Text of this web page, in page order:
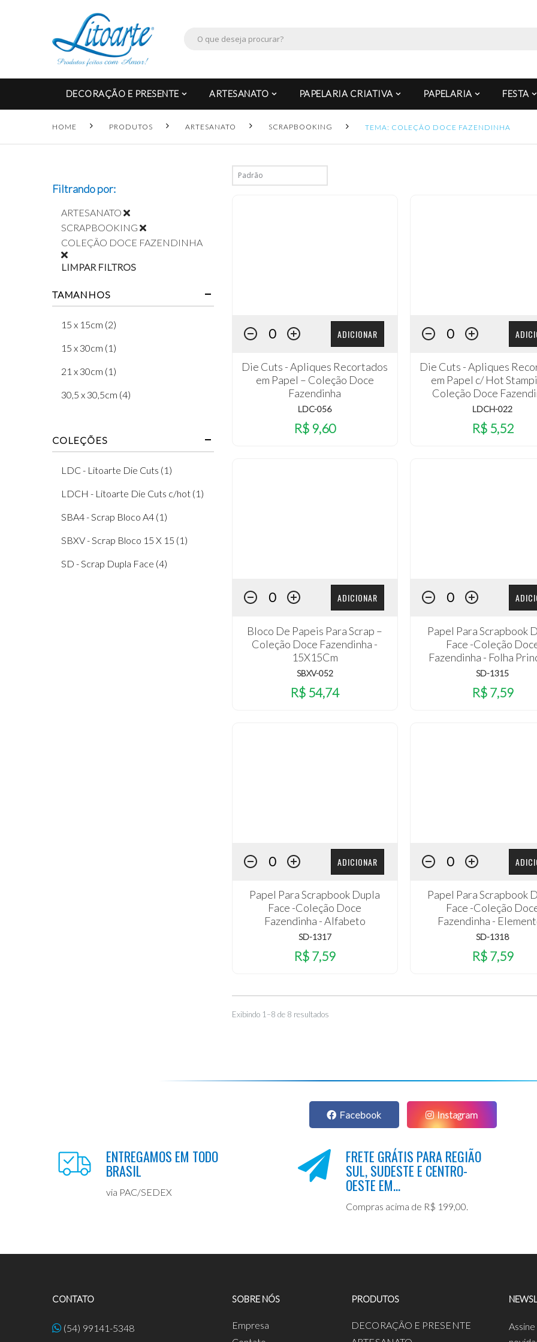
DECORAÇÃO E PRESENTE ARTESANATO PAPELARIA CRIATIVA PAPELARIA FESTA
HOME PRODUTOS ARTESANATO SCRAPBOOKING TEMA: COLEÇÃO DOCE FAZENDINHA
ADICIONAR
Die Cuts - Apliques Recortados
em Papel – Coleção Doce
Fazendinha
LDC-056
R$ 9,60
Die Cuts - Apliques
em Papel c/ Hot
Coleção Doce
LDCH-022
R$ 5,52
ADICIONAR
Bloco De Papeis Para Scrap –
Coleção Doce Fazendinha -
15X15Cm
SBXV-052
R$ 54,74
Papel Para Scrapbook
Face -Coleção
Fazendinha - Folha
SD-1315
R$ 7,59
ADICIONAR
Papel Para Scrapbook Dupla
Face -Coleção Doce
Fazendinha - Alfabeto
SD-1317
R$ 7,59
Papel Para Scrapbook
Face -Coleção
Fazendinha -
SD-1318
R$ 7,59
Exibindo 1–8 de 8 resultados
Filtrando por:
ARTESANATO
SCRAPBOOKING
COLEÇÃO DOCE FAZENDINHA
LIMPAR FILTROS
TAMANHOS
15 x 15cm (2)
15 x 30cm (1)
21 x 30cm (1)
30,5 x 30,5cm (4)
COLEÇÕES
LDC - Litoarte Die Cuts (1)
LDCH - Litoarte Die Cuts c/hot (1)
SBA4 - Scrap Bloco A4 (1)
SBXV - Scrap Bloco 15 X 15 (1)
SD - Scrap Dupla Face (4)
Facebook Instagram
ENTREGAMOS EM TODO
BRASIL
via PAC/SEDEX
FRETE GRÁTIS PARA REGIÃO
SUL, SUDESTE E CENTRO-
OESTE EM...
Compras acima de R$ 199,00.
CONTATO
(54) 99141-5348
SOBRE NÓS
Empresa
PRODUTOS
DECORAÇÃO E PRESENTE